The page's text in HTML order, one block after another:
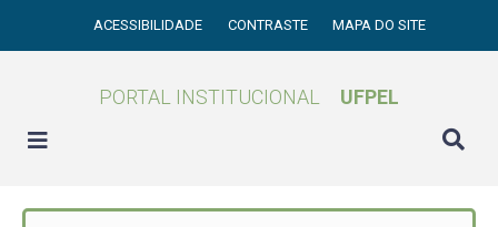
ACESSIBILIDADE CONTRASTE MAPA DO SITE
PORTAL INSTITUCIONAL UFPEL